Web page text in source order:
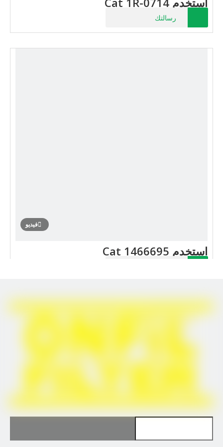
رسالتك
فيديو
استخدم Cat 1466695